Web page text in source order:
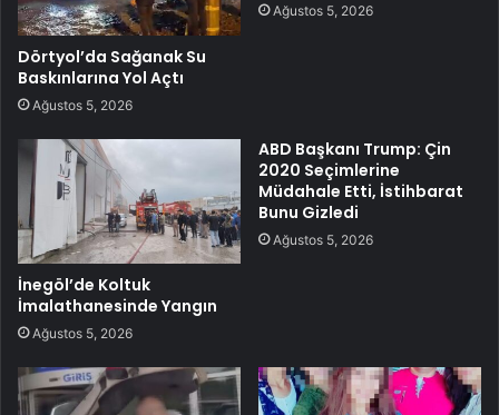
Dörtyol’da Sağanak Su
Baskınlarına Yol Açtı
Ağustos 5, 2026
Ağustos 5, 2026
İnegöl’de Koltuk
İmalathanesinde Yangın
Ağustos 5, 2026
ABD Başkanı Trump: Çin
2020 Seçimlerine
Müdahale Etti, İstihbarat
Bunu Gizledi
Ağustos 5, 2026